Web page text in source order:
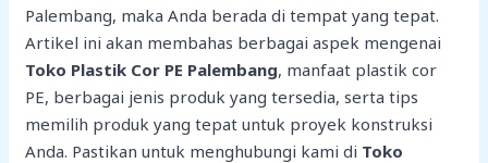
Palembang, maka Anda berada di tempat yang tepat.
Artikel ini akan membahas berbagai aspek mengenai
Toko Plastik Cor PE Palembang, manfaat plastik cor
PE, berbagai jenis produk yang tersedia, serta tips
memilih produk yang tepat untuk proyek konstruksi
Anda. Pastikan untuk menghubungi kami di Toko